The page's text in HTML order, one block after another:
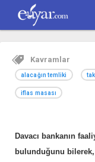
Kavramlar
alacağın temliki
iflas masası
Davacı bankanın
bulunduğunu bilerek,